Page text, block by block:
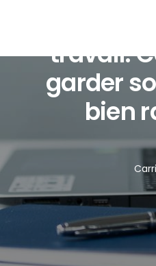
travail:
garder
bien